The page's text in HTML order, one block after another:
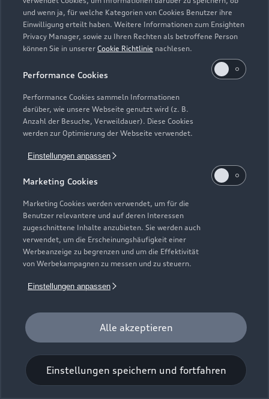
und wenn ja, für welche Kategorien von Cookies Benutzer ihre
Einwilligung erteilt haben. Weitere Informationen zum Ensighten
Privacy Manager, sowie zu Ihren Rechten als betroffene Person
können Sie in unserer Cookie Richtlinie nachlesen.
Performance Cookies
Performance Cookies sammeln Informationen
darüber, wie unsere Webseite genutzt wird (z. B.
Anzahl der Besuche, Verweildauer). Diese Cookies
werden zur Optimierung der Webseite verwendet.
Einstellungen anpassen
Marketing Cookies
Marketing Cookies werden verwendet, um für die
Benutzer relevantere und auf deren Interessen
zugeschnittene Inhalte anzubieten. Sie werden auch
verwendet, um die Erscheinungshäufigkeit einer
Werbeanzeige zu begrenzen und um die Effektivität
von Werbekampagnen zu messen und zu steuern.
Einstellungen anpassen
Alle akzeptieren
Einstellungen speichern und fortfahren
Pflege von Leder und Kunstleder.
Zur Audi Shopping World
Universal-Reinigungstuch
Für einen glänzenden Eindruck.
Zur Audi Shopping World